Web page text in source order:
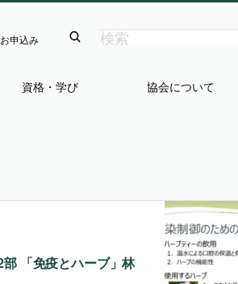
お申込み
資格・学び 協会について
「免疫とハーブ」林